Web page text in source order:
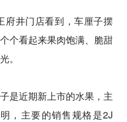
井门店看到，车厘子摆
个看起来果肉饱满、脆甜
。
近期新上市的水果，主
，主要的销售规格是2J